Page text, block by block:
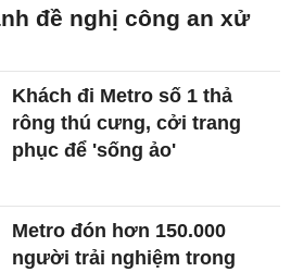
đề nghị công an xử
Khách đi Metro số 1 thả
rông thú cưng, cởi trang
phục để 'sống ảo'
Metro đón hơn 150.000
người trải nghiệm trong